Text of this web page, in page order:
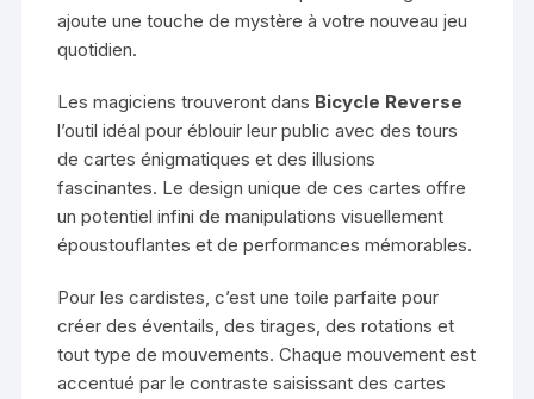
ajoute une touche de mystère à votre nouveau jeu
quotidien.
Les magiciens trouveront dans Bicycle Reverse
l’outil idéal pour éblouir leur public avec des tours
de cartes énigmatiques et des illusions
fascinantes. Le design unique de ces cartes offre
un potentiel infini de manipulations visuellement
époustouflantes et de performances mémorables.
Pour les cardistes, c’est une toile parfaite pour
créer des éventails, des tirages, des rotations et
tout type de mouvements. Chaque mouvement est
accentué par le contraste saisissant des cartes